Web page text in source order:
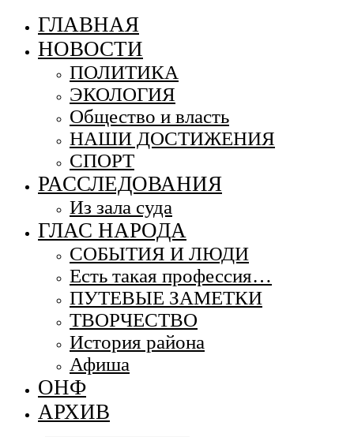
ГЛАВНАЯ
НОВОСТИ
ПОЛИТИКА
ЭКОЛОГИЯ
Общество и власть
НАШИ ДОСТИЖЕНИЯ
СПОРТ
РАССЛЕДОВАНИЯ
Из зала суда
ГЛАС НАРОДА
СОБЫТИЯ И ЛЮДИ
Есть такая профессия…
ПУТЕВЫЕ ЗАМЕТКИ
ТВОРЧЕСТВО
История района
Афиша
ОНФ
АРХИВ